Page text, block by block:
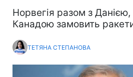
Норвегія разом з
Канадою замовить
ТЕТЯНА СТЕПАНОВА